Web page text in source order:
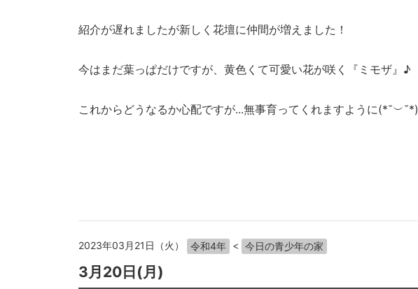
紹介が遅れましたが新しく花壇に仲間が増えました！
今はまだ葉っぱだけですが、黄色くて可愛い花が咲く『ミモザ』♪
これからどうなるか心配ですが...無事育ってくれますように(*˘︶˘*)
2023年03月21日（火） 令和4年 < 今日の青少年の家
3月20日(月)